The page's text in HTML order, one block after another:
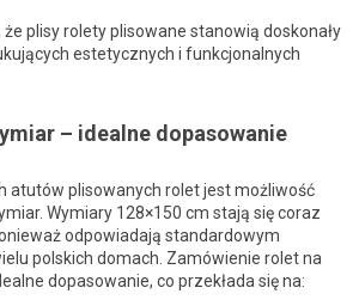
plisy rolety plisowane stanowią doskonały
estetycznych i funkcjonalnych
– idealne dopasowanie
atutów plisowanych rolet jest możliwość
Wymiary 128×150 cm stają się coraz
odpowiadają standardowym
polskich domach. Zamówienie rolet na
dopasowanie, co przekłada się na: